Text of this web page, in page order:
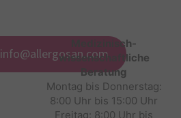
info@allergosan.com
Medizinisch-
wissenschaftliche
Beratung
Montag bis Donnerstag:
8:00 Uhr bis 15:00 Uhr
Freitag: 8:00 Uhr bis